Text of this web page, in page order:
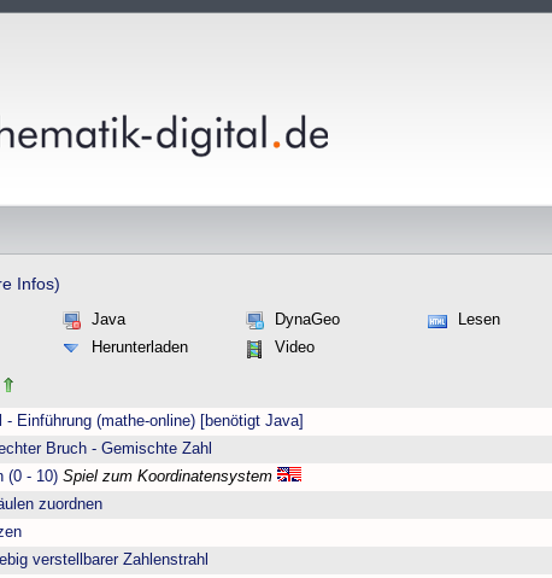
Infos)
Java DynaGeo
Lesen
Herunterladen Video
- Einführung (mathe-online) [benötigt Java]
Bruch - Gemischte Zahl
(0 - 10) Spiel zum Koordinatensystem
zuordnen
verstellbarer Zahlenstrahl